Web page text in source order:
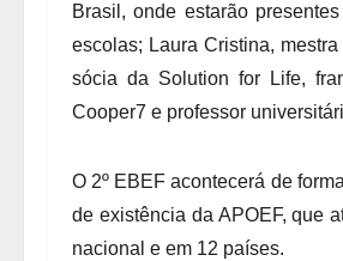
Brasil, onde estarão
escolas; Laura Cristina,
sócia da Solution for Life,
Cooper7 e professor
O 2º EBEF acontecerá de
de existência da APOEF, que
nacional e em 12 países.